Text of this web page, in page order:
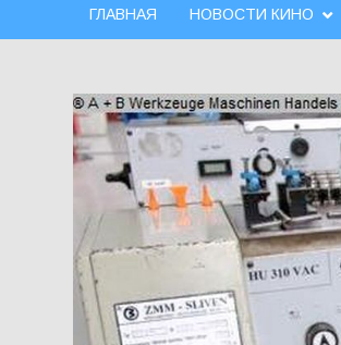
ГЛАВНАЯ НОВОСТИ КИНО